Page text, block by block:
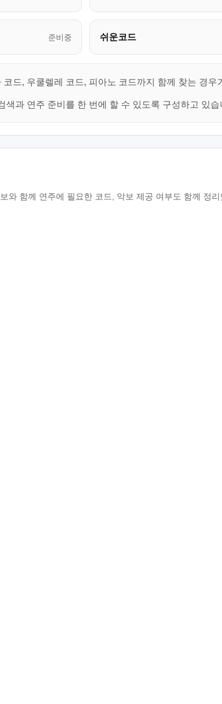
준비중 쉬운코드
드, 우쿨렐레 코드, 피아노 코드까지 함께 찾는 경우
과 연주 준비를 한 번에 할 수 있도록 구성하고 있습
와 함께 연주에 필요한 코드, 악보 제공 여부도 함께 정리